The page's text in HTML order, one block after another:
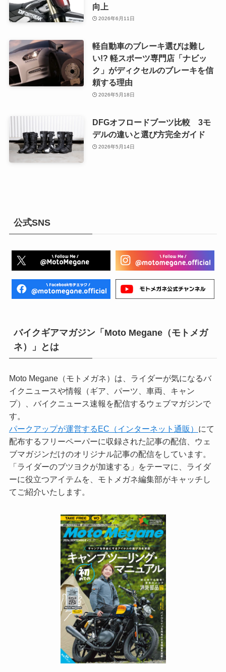
向上
2026年6月11日
軽自動車のブレーキ選びは難し
い!? 軽スポーツ専門店「ナビッ
ク」がディクセルのブレーキを信
頼する理由
2026年5月18日
DFGオフロードブーツ比較 3モ
デルの違いと選び方完全ガイド
2026年5月14日
公式SNS
バイクギアマガジン「Moto Megane（モトメガ
ネ）」とは
Moto Megane（モトメガネ）は、ライダーが気になるバ
イクニュースや情報（ギア、パーツ、車両、キャン
プ）、バイクニュース速報を配信するウェブマガジンで
す。
パークアップが運営するEC（インターネット通販） にて
配布するフリーペーパーに収録された記事の配信、ウェ
ブマガジンだけのオリジナル記事の配信をしています。
「ライダーのブツヨクが加速する」をテーマに、ライダ
ーに役立つアイテムを、モトメガネ編集部がキャッチし
てご紹介いたします。